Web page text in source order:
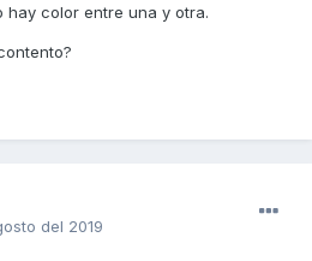
hay color entre una y otra.
del 2019